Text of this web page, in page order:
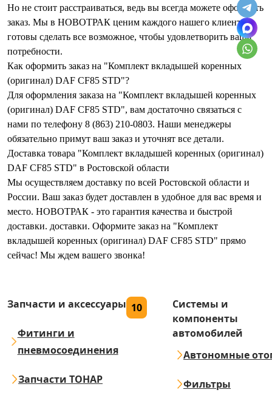
Но не стоит расстраиваться, ведь вы всегда можете оформить
заказ. Мы в НОВОТРАК ценим каждого нашего клиента и
готовы сделать все возможное, чтобы удовлетворить ваши
потребности.
Как оформить заказ на "Комплект вкладышей коренных
(оригинал) DAF CF85 STD"?
Для оформления заказа на "Комплект вкладышей коренных
(оригинал) DAF CF85 STD", вам достаточно связаться с
нами по телефону 8 (863) 210-0803. Наши менеджеры
обязательно примут ваш заказ и уточнят все детали.
Доставка товара "Комплект вкладышей коренных (оригинал)
DAF CF85 STD" в Ростовской области
Мы осуществляем доставку по всей Ростовской области и
России. Ваш заказ будет доставлен в удобное для вас время и
место. НОВОТРАК - это гарантия качества и быстрой
доставки. доставки. Оформите заказ на "Комплект
вкладышей коренных (оригинал) DAF CF85 STD" прямо
сейчас! Мы ждем вашего звонка!
Запчасти и аксессуары 10
Фитинги и
пневмосоединения
Запчасти ТОНАР
Системы и
компоненты
автомобилей
Автономные
Фильтры